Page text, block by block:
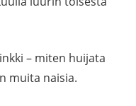
– miten huijata
muita naisia.